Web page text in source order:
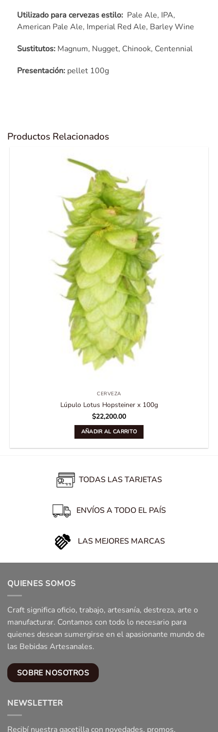
Utilizado para cervezas estilo: Pale Ale, IPA,
American Pale Ale, Imperial Red Ale, Barley Wine
Sustitutos: Magnum, Nugget, Chinook, Centennial
Presentación: pellet 100g
Productos Relacionados
CERVEZA
Lúpulo Lotus Hopsteiner x 100g
$22,200.00
AÑADIR AL CARRITO
TODAS LAS TARJETAS
ENVÍOS A TODO EL PAÍS
LAS MEJORES MARCAS
QUIENES SOMOS
Craft significa oficio, trabajo, artesanía, destreza, arte o
manufacturar. Contamos con todo lo necesario para
quienes desean sumergirse en el apasionante mundo de
las Bebidas Artesanales.
SOBRE NOSOTROS
NEWSLETTER
Recibí nuestra gacetilla con novedades, promos,